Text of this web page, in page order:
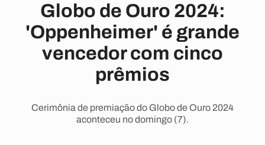
Globo de Ouro 2024:
'Oppenheimer' é grande
vencedor com cinco
prêmios
Cerimônia de premiação do Globo de Ouro 2024
aconteceu no domingo (7).